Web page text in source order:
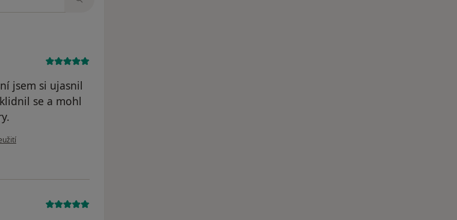
jsem si ujasnil
se a mohl
uživatele M.